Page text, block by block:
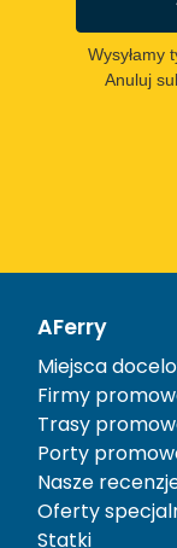
Wysyłamy
Anuluj
AFerry
Miejsca
Firmy
Trasy
Porty
Nasze
Oferty
Statki